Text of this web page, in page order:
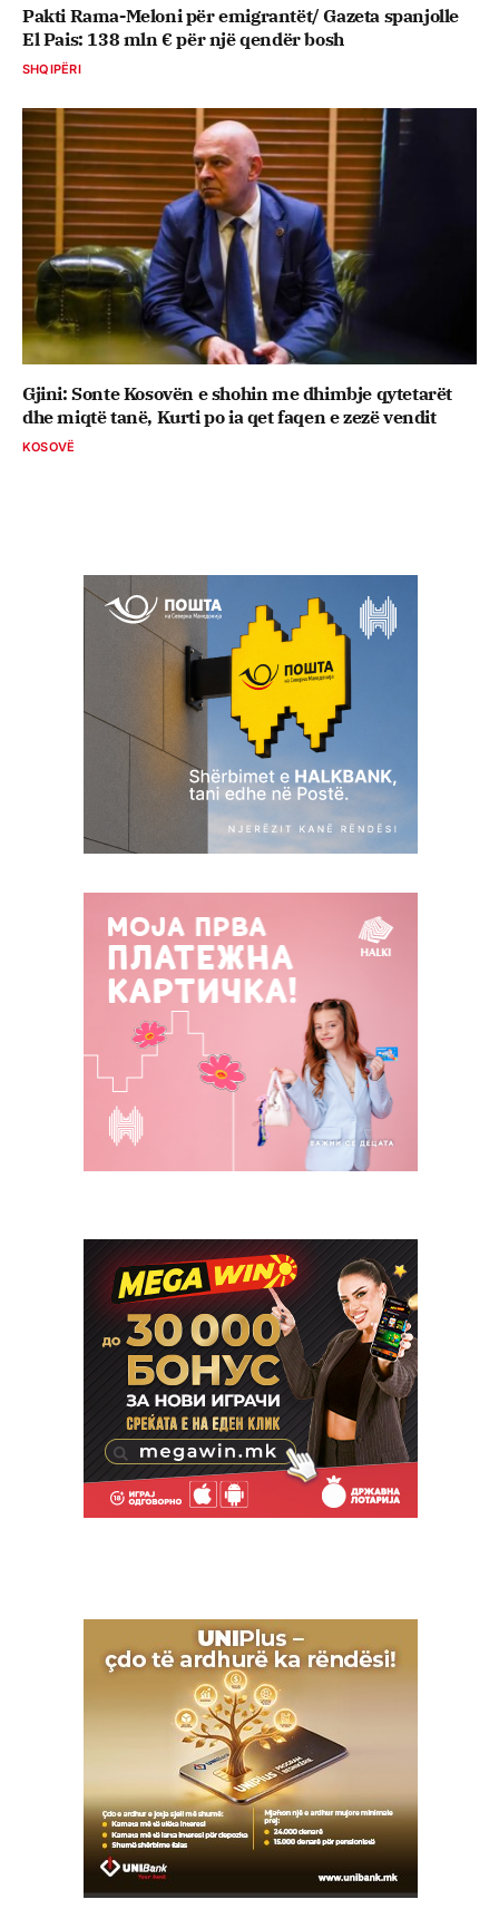
Pakti Rama-Meloni për emigrantët/ Gazeta spanjolle
El Pais: 138 mln € për një qendër bosh
SHQIPËRI
Gjini: Sonte Kosovën e shohin me dhimbje qytetarët
dhe miqtë tanë, Kurti po ia qet faqen e zezë vendit
KOSOVË